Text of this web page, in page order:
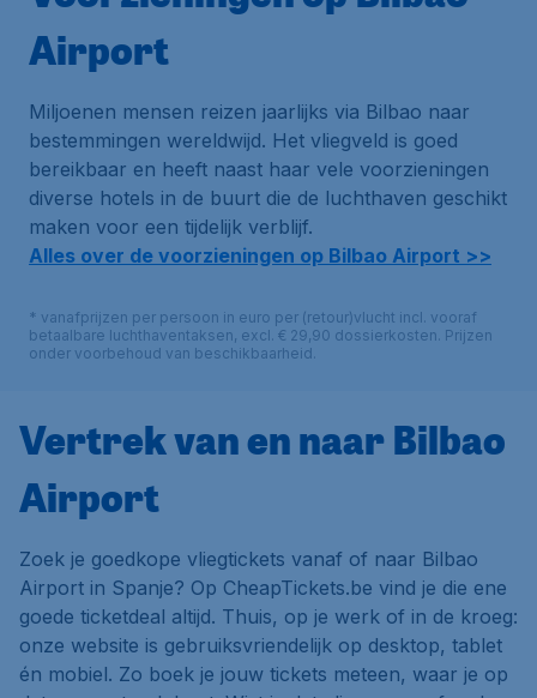
Airport
Miljoenen mensen reizen jaarlijks via Bilbao naar
bestemmingen wereldwijd. Het vliegveld is goed
bereikbaar en heeft naast haar vele voorzieningen
diverse hotels in de buurt die de luchthaven geschikt
maken voor een tijdelijk verblijf.
Alles over de voorzieningen op Bilbao Airport >>
* vanafprijzen per persoon in euro per (retour)vlucht incl. vooraf
betaalbare luchthaventaksen, excl. € 29,90 dossierkosten. Prijzen
onder voorbehoud van beschikbaarheid.
Vertrek van en naar Bilbao
Airport
Zoek je goedkope vliegtickets vanaf of naar Bilbao
Airport in Spanje? Op CheapTickets.be vind je die ene
goede ticketdeal altijd. Thuis, op je werk of in de kroeg:
onze website is gebruiksvriendelijk op desktop, tablet
én mobiel. Zo boek je jouw tickets meteen, waar je op